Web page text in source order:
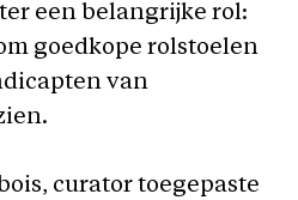
een belangrijke rol:
goedkope rolstoelen
van
curator toegepaste